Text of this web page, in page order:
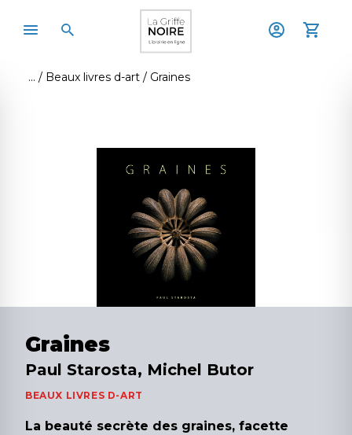
Beaux livres d-art Graines
Graines
Paul Starosta, Michel Butor
BEAUX LIVRES D-ART
La beauté secrète des graines, facette